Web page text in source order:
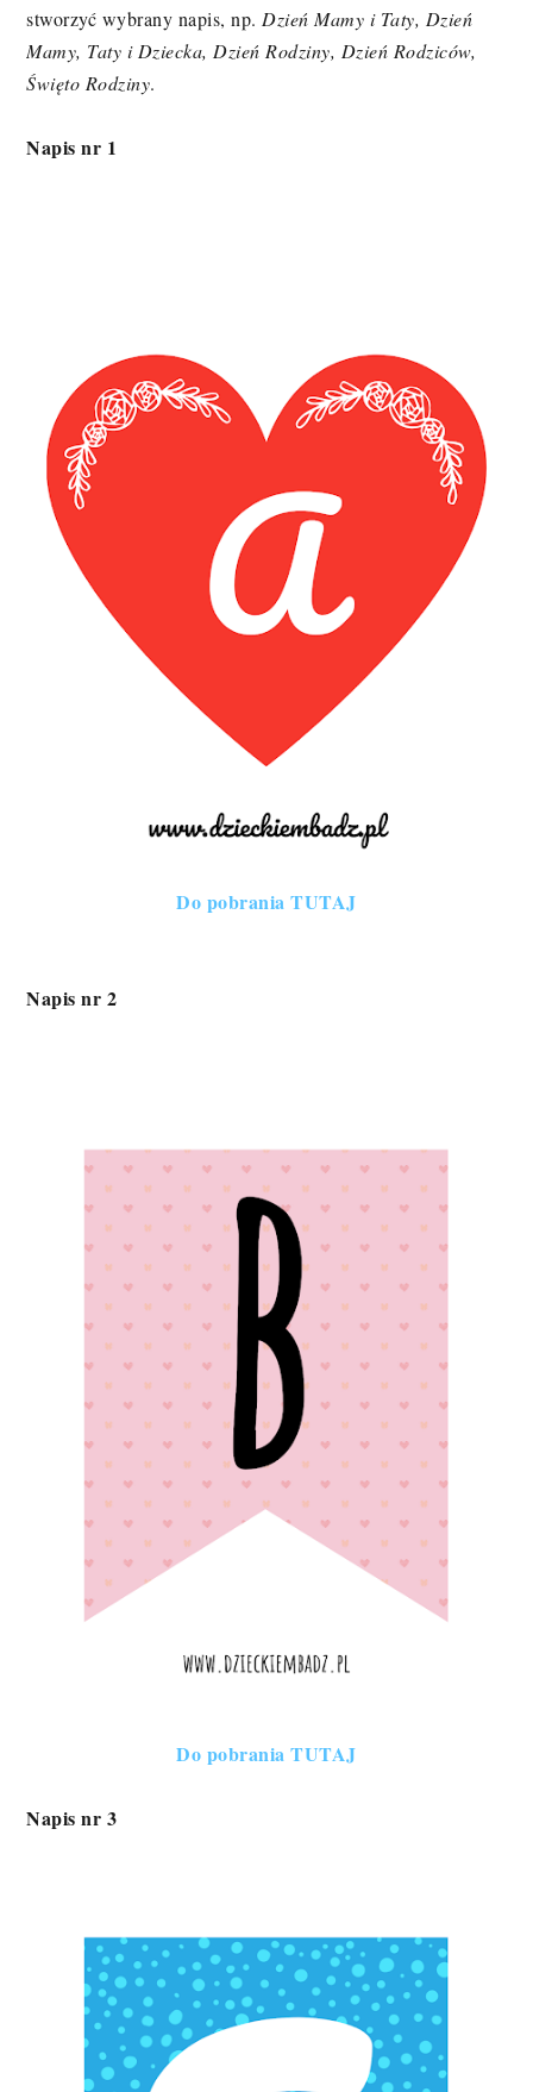
stworzyć wybrany napis, np. Dzień Mamy i Taty, Dzień
Mamy, Taty i Dziecka, Dzień Rodziny, Dzień Rodziców,
Święto Rodziny.
Napis nr 1
Do pobrania TUTAJ
Napis nr 2
Do pobrania TUTAJ
Napis nr 3